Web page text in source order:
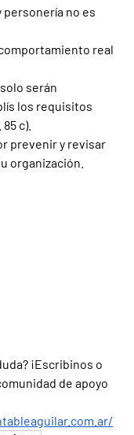
no es
real
serán
los requisitos
c).
prevenir y revisar
organización.
¡Escribinos o
de apoyo